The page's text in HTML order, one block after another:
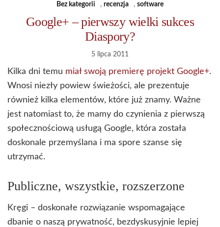
Bez kategorii , recenzja , software
Google+ – pierwszy wielki sukces
Diaspory?
5 lipca 2011
Kilka dni temu miał swoją premierę projekt Google+.
Wnosi niezły powiew świeżości, ale prezentuje
również kilka elementów, które już znamy. Ważne
jest natomiast to, że mamy do czynienia z pierwszą
społecznościową usługą Google, która została
doskonale przemyślana i ma spore szanse się
utrzymać.
Publiczne, wszystkie, rozszerzone
Kręgi – doskonałe rozwiązanie wspomagające
dbanie o naszą prywatność, bezdyskusyjnie lepiej